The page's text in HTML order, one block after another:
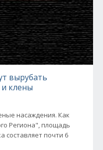
вырубать
и клены
насаждения. Как
Региона", площадь
составляет почти 6